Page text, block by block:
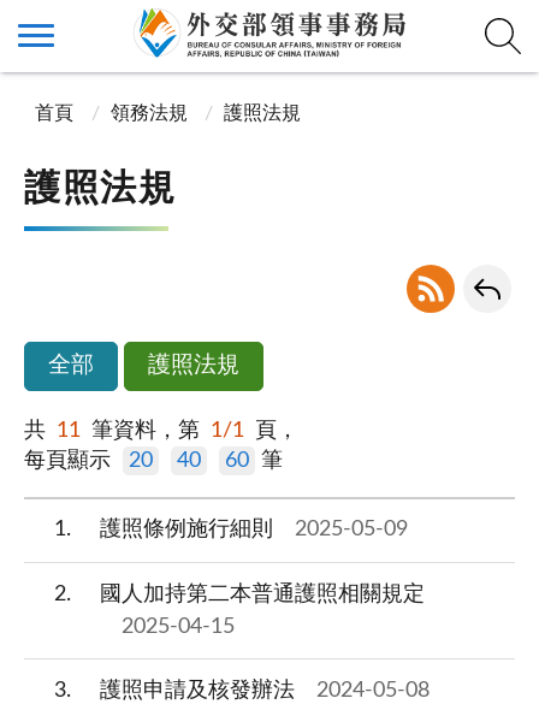
首頁 領務法規 護照法規
護照法規
全部 護照法規
共 11 筆資料，第 1/1
頁，
每頁顯示
20 40 60 筆
1 護照條例施行細則 2025-05-09
2
國人加持第二本普通護照相關規定
2025-04-15
3 護照申請及核發辦法 2024-05-08